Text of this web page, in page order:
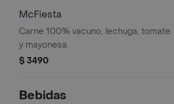
McFiesta
Carne 100% vacuno, lechuga, tomate
y mayonesa.
$ 3490
Bebidas